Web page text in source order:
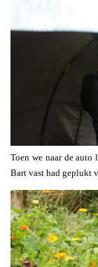
Toen we naar de
Bart vast had geplukt